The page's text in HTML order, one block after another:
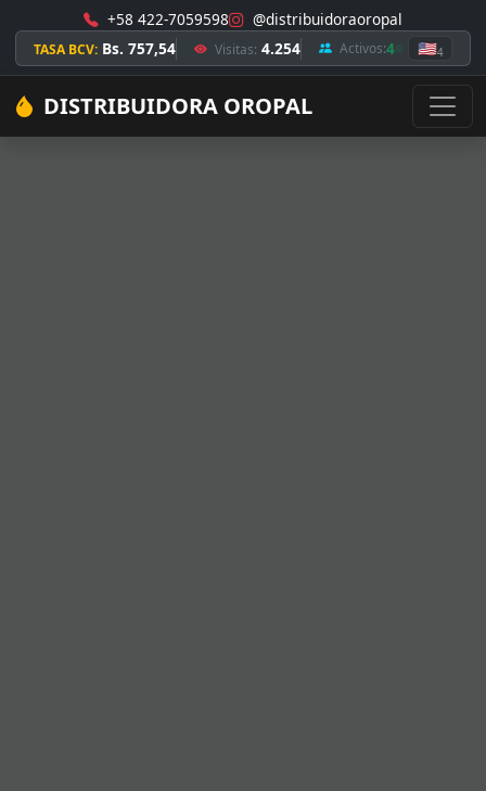
+58 422-7059598 @distribuidoraoropal
TASA BCV: Bs. 757,54 Visitas: 4.254 Activos:4 🇺🇸4
DISTRIBUIDORA OROPAL